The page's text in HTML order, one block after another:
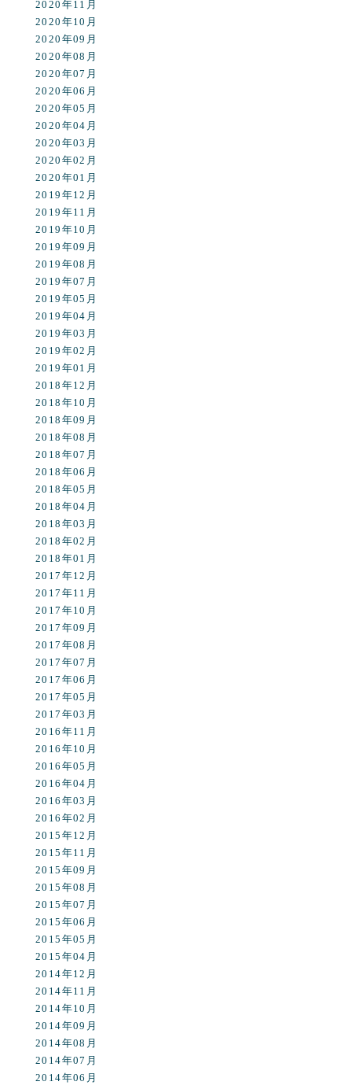
2020年11月
2020年10月
2020年09月
2020年08月
2020年07月
2020年06月
2020年05月
2020年04月
2020年03月
2020年02月
2020年01月
2019年12月
2019年11月
2019年10月
2019年09月
2019年08月
2019年07月
2019年05月
2019年04月
2019年03月
2019年02月
2019年01月
2018年12月
2018年10月
2018年09月
2018年08月
2018年07月
2018年06月
2018年05月
2018年04月
2018年03月
2018年02月
2018年01月
2017年12月
2017年11月
2017年10月
2017年09月
2017年08月
2017年07月
2017年06月
2017年05月
2017年03月
2016年11月
2016年10月
2016年05月
2016年04月
2016年03月
2016年02月
2015年12月
2015年11月
2015年09月
2015年08月
2015年07月
2015年06月
2015年05月
2015年04月
2014年12月
2014年11月
2014年10月
2014年09月
2014年08月
2014年07月
2014年06月